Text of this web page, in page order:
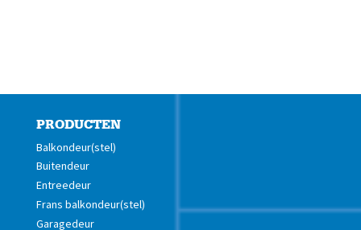
PRODUCTEN
Balkondeur(stel)
Buitendeur
Entreedeur
Frans balkondeur(stel)
Garagedeur